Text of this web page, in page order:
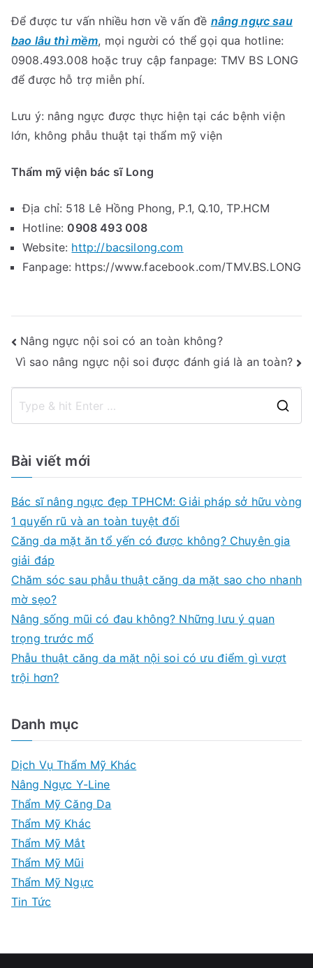
Để được tư vấn nhiều hơn về vấn đề nâng ngực sau
bao lâu thì mềm, mọi người có thể gọi qua hotline:
0908.493.008 hoặc truy cập fanpage: TMV BS LONG
để được hỗ trợ miễn phí.
Lưu ý: nâng ngực được thực hiện tại các bệnh viện
lớn, không phẫu thuật tại thẩm mỹ viện
Thẩm mỹ viện bác sĩ Long
Địa chỉ: 518 Lê Hồng Phong, P.1, Q.10, TP.HCM
Hotline: 0908 493 008
Website: http://bacsilong.com
Fanpage: https://www.facebook.com/TMV.BS.LONG
Điều
hướng
bài
viết
Nâng ngực nội soi có an toàn không?
Vì sao nâng ngực nội soi được đánh giá là an toàn?
h
Bài viết mới
Bác sĩ nâng ngực đẹp TPHCM: Giải pháp sở hữu vòng
1 quyến rũ và an toàn tuyệt đối
Căng da mặt ăn tổ yến có được không? Chuyên gia
giải đáp
Chăm sóc sau phẫu thuật căng da mặt sao cho nhanh
mờ sẹo?
Nâng sống mũi có đau không? Những lưu ý quan
trọng trước mổ
Phẫu thuật căng da mặt nội soi có ưu điểm gì vượt
trội hơn?
Danh mục
Dịch Vụ Thẩm Mỹ Khác
Nâng Ngực Y-Line
Thẩm Mỹ Căng Da
Thẩm Mỹ Khác
Thẩm Mỹ Mắt
Thẩm Mỹ Mũi
Thẩm Mỹ Ngực
Tin Tức